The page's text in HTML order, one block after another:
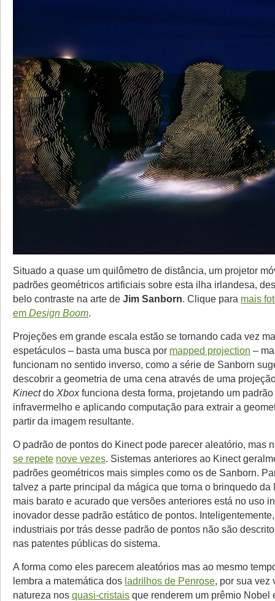
Situado a quase um quilômetro de distância, um projetor
padrões geométricos artificiais sobre esta ilha irlandesa,
belo contraste na arte de Jim Sanborn. Clique para mais
em Design Boom.
Projeções em grande escala estão se tornando cada vez
espetáculos – basta uma busca por mapped projection –
funcionam no sentido inverso, como a série de Sanborn
descobrir a geometria de uma cena através de uma
Kinectdo Xboxfunciona desta forma, projetando um
infravermelho e aplicando computação para extrair a
partir da imagem resultante.
O padrão de pontos do Kinect pode parecer aleatório, mas
se repete nove vezes. Sistemas anteriores ao Kinect
padrões geométricos mais simples como os de Sanborn.
talvez a parte principal da mágica que torna o brinquedo da
mais barato e acurado que versões anteriores está no uso
inovador desse padrão estático de pontos.
industriais por trás desse padrão de pontos não são
nas patentes públicas do sistema.
A forma como eles parecem aleatórios mas ao mesmo
lembra a matemática dos ladrilhos de Penrose, por sua vez
natureza nos quasi-cristais que renderem um prêmio Nobel